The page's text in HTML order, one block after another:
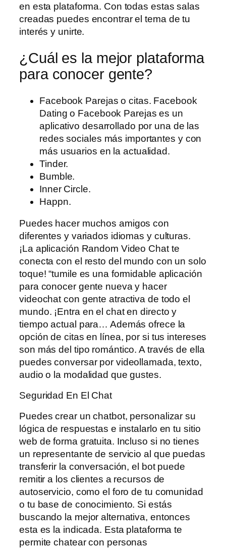
en esta plataforma. Con todas estas salas
creadas puedes encontrar el tema de tu
interés y unirte.
¿Cuál es la mejor plataforma
para conocer gente?
Facebook Parejas o citas. Facebook
Dating o Facebook Parejas es un
aplicativo desarrollado por una de las
redes sociales más importantes y con
más usuarios en la actualidad.
Tinder.
Bumble.
Inner Circle.
Happn.
Puedes hacer muchos amigos con
diferentes y variados idiomas y culturas.
¡La aplicación Random Video Chat te
conecta con el resto del mundo con un solo
toque! “tumile es una formidable aplicación
para conocer gente nueva y hacer
videochat con gente atractiva de todo el
mundo. ¡Entra en el chat en directo y
tiempo actual para… Además ofrece la
opción de citas en línea, por si tus intereses
son más del tipo romántico. A través de ella
puedes conversar por videollamada, texto,
audio o la modalidad que gustes.
Seguridad En El Chat
Puedes crear un chatbot, personalizar su
lógica de respuestas e instalarlo en tu sitio
web de forma gratuita. Incluso si no tienes
un representante de servicio al que puedas
transferir la conversación, el bot puede
remitir a los clientes a recursos de
autoservicio, como el foro de tu comunidad
o tu base de conocimiento. Si estás
buscando la mejor alternativa, entonces
esta es la indicada. Esta plataforma te
permite chatear con personas